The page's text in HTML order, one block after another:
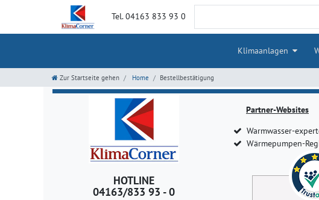
Tel. 04163 833 93 0
Klimaanlagen
Zur Startseite gehen Home Bestellbestätigung
HOTLINE
04163/833 93 - 0
Partner-Websites
Warmwasser-
Wärmepumpen-